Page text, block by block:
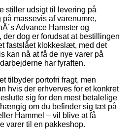
stiller udsigt til levering på
massevis af varenumre,
Advance Hamster og
dog er forudsat at bestillingen
fastslået klokkeslæt, med det
kan nå at få de nye varer på
har fyraften.
tilbyder portofri fragt, men
hvis der erhverves for et konkret
sig for den mest betalelige
om du befinder sig tæt på
Hammel – vil blive at få
varer til en pakkeshop.